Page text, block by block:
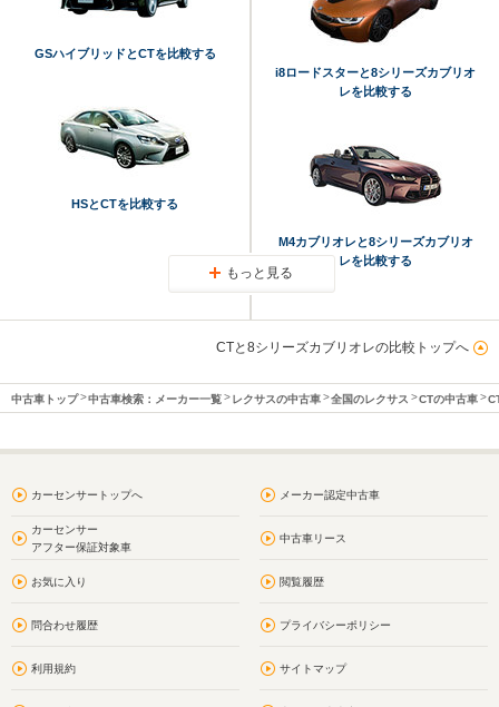
GSハイブリッドとCTを比較する
HSとCTを比較する
i8ロードスターと8シリーズカブリオ
レを比較する
M4カブリオレと8シリーズカブリオ
レを比較する
もっと見る
CTと8シリーズカブリオレの比較トップへ
中古車トップ 中古車検索：メーカー一覧 レクサスの中古車 全国のレクサス CTの中古車
カーセンサートップへ メーカー認定中古車
カーセンサー
アフター保証対象車
中古車リース
お気に入り 閲覧履歴
問合わせ履歴 プライバシーポリシー
利用規約 サイトマップ